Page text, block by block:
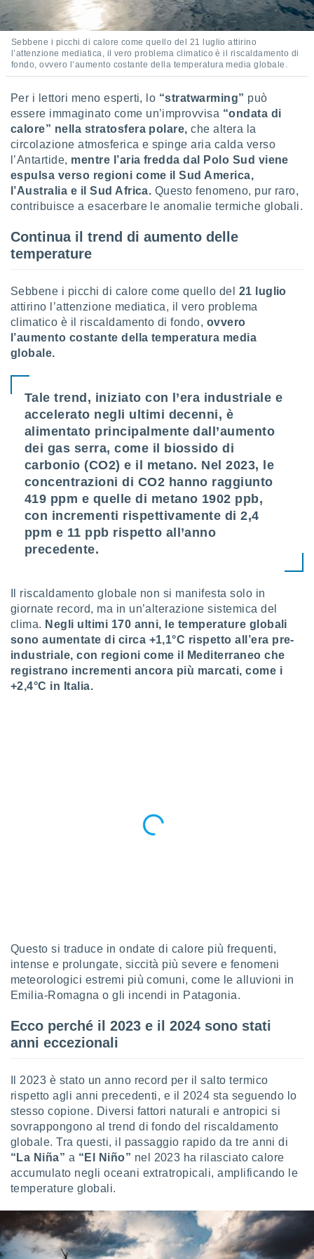
quali la
su
web,
e
dati
sulla
al quale
Per
tuo
facendo
" o
cookie
il
su
la
profili
per
per la
la
del
delle
dei
Sebbene i picchi di calore come quello del 21 luglio attirino
l’attenzione mediatica, il vero problema climatico è il riscaldamento di
fondo, ovvero l’aumento costante della temperatura media globale.
Per i lettori meno esperti, lo “stratwarming” può
essere immaginato come un’improvvisa “ondata di
calore” nella stratosfera polare, che altera la
circolazione atmosferica e spinge aria calda verso
l’Antartide, mentre l’aria fredda dal Polo Sud viene
espulsa verso regioni come il Sud America,
l’Australia e il Sud Africa. Questo fenomeno, pur raro,
contribuisce a esacerbare le anomalie termiche globali.
Continua il trend di aumento delle
temperature
Sebbene i picchi di calore come quello del 21 luglio
attirino l’attenzione mediatica, il vero problema
climatico è il riscaldamento di fondo, ovvero
l’aumento costante della temperatura media
globale.
Tale trend, iniziato con l’era industriale e
accelerato negli ultimi decenni, è
alimentato principalmente dall’aumento
dei gas serra, come il biossido di
carbonio (CO2) e il metano. Nel 2023, le
concentrazioni di CO2 hanno raggiunto
419 ppm e quelle di metano 1902 ppb,
con incrementi rispettivamente di 2,4
ppm e 11 ppb rispetto all’anno
precedente.
Il riscaldamento globale non si manifesta solo in
giornate record, ma in un’alterazione sistemica del
clima. Negli ultimi 170 anni, le temperature globali
sono aumentate di circa +1,1°C rispetto all’era pre-
industriale, con regioni come il Mediterraneo che
registrano incrementi ancora più marcati, come i
+2,4°C in Italia.
Questo si traduce in ondate di calore più frequenti,
intense e prolungate, siccità più severe e fenomeni
meteorologici estremi più comuni, come le alluvioni in
Emilia-Romagna o gli incendi in Patagonia.
Ecco perché il 2023 e il 2024 sono stati
anni eccezionali
Il 2023 è stato un anno record per il salto termico
rispetto agli anni precedenti, e il 2024 sta seguendo lo
stesso copione. Diversi fattori naturali e antropici si
sovrappongono al trend di fondo del riscaldamento
globale. Tra questi, il passaggio rapido da tre anni di
“La Niña” a “El Niño” nel 2023 ha rilasciato calore
accumulato negli oceani extratropicali, amplificando le
temperature globali.